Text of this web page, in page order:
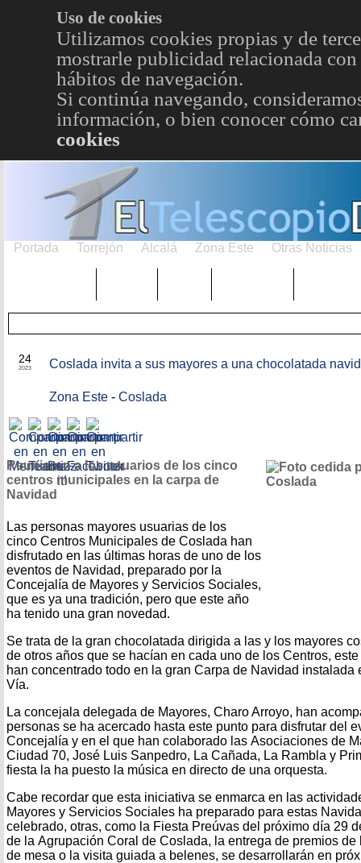
Uso de cookies
Utilizamos cookies propias y de
mostrarle publicidad relacionada
hábitos de navegación.
Si continúa navegando,
información, o bien conocer cómo
cookies
Portada Torrejón Alcalá Zona Este Otras Noticias
24
2023 Coslada invita a sus mayores a una chocolatada
Zona Este - Coslada
Reunieron a los usuarios de los cinco
centros municipales en la carpa de
Navidad
Las personas mayores usuarias de los
cinco Centros Municipales de Coslada han
disfrutado en las últimas horas de uno de los
eventos de Navidad, preparado por la
Concejalía de Mayores y Servicios Sociales,
que es ya una tradición, pero que este año
ha tenido una gran novedad.
Se trata de la gran chocolatada dirigida a las y los mayores
de otros años que se hacían en cada uno de los Centros,
han concentrado todo en la gran Carpa de Navidad
Vía.
La concejala delegada de Mayores, Charo Arroyo, han
personas se ha acercado hasta este punto para disfrutar del
Concejalía y en el que han colaborado las Asociaciones de
Ciudad 70, José Luis Sanpedro, La Cañada, La Rambla y
fiesta la ha puesto la música en directo de una orquesta.
Cabe recordar que esta iniciativa se enmarca en las
Mayores y Servicios Sociales ha preparado para estas
celebrado, otras, como la Fiesta Preúvas del próximo día 29
de la Agrupación Coral de Coslada, la entrega de premios
de mesa o la visita guiada a belenes, se desarrollarán en